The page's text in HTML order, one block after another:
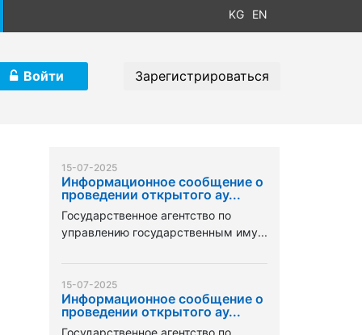
KG EN
Войти Зарегистрироваться
15-07-2025
Информационное сообщение о
проведении открытого ау...
Государственное агентство по
управлению государственным иму...
15-07-2025
Информационное сообщение о
проведении открытого ау...
Государственное агентство по